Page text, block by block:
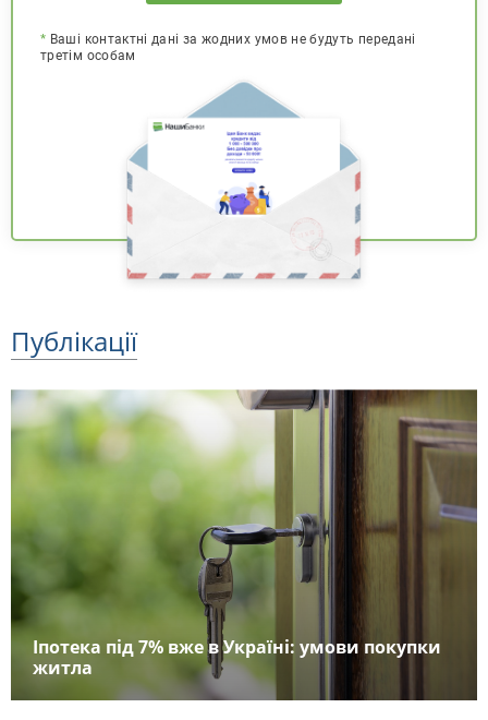
* Ваші контактні дані за жодних умов не будуть передані
третім особам
Публікації
Іпотека під 7% вже в Україні: умови покупки
житла